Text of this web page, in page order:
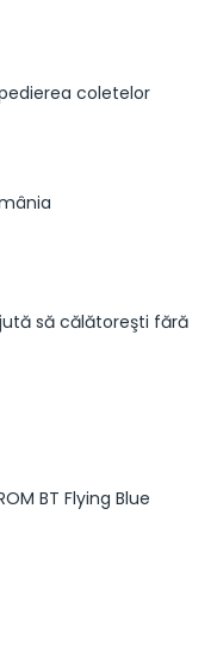
coletelor
să călătoreşti fără
BT Flying Blue